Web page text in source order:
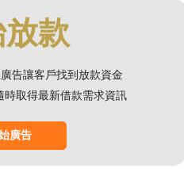
放款
告讓客戶找到放款資金
時取得最新借款需求資訊
廣告